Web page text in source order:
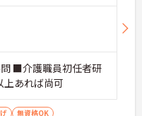
り、急変時
当するため
が1対1で相談
らでも着実に
ント以上と
■介護職員初任者研
上あれば尚可
無資格OK